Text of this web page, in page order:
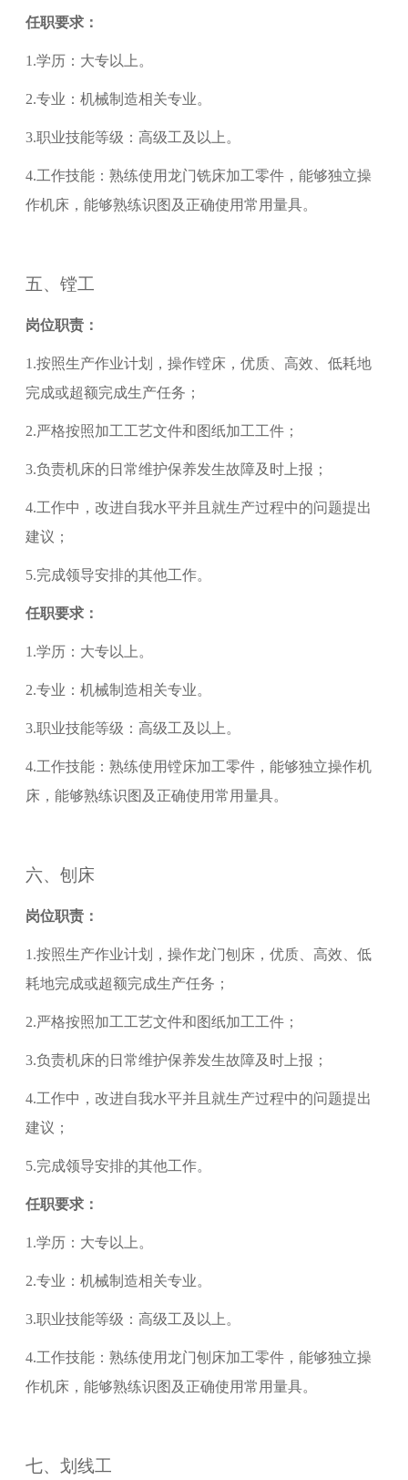
任职要求：
1.学历：大专以上。
2.专业：机械制造相关专业。
3.职业技能等级：高级工 及以上。
4.工作技能：熟练使用龙门铣床加工零件，能够独立操
作机床，能够熟练识图及正确使用常用量具。
五、镗工
岗位职责：
1.按照生产作业计划，操作镗床，优质、高效、低耗地
完成或超额完成生产任务；
2.严格按照加工工艺文件和图纸加工工件；
3.负责机床的日常维护保养发生故障及时上报；
4.工作中，改进自我水平并且就生产过程中的问题提出
建议；
5.完成领导安排的其他工作。
任职要求：
1.学历：大专以上。
2.专业：机械制造相关专业。
3.职业技能等级：高级工 及以上。
4.工作技能：熟练使用镗床加工零件，能够独立操作机
床，能够熟练识图及正确使用常用量具。
六、刨床
岗位职责：
1.按照生产作业计划，操作龙门刨床，优质、高效、低
耗地完成或超额完成生产任务；
2.严格按照加工工艺文件和图纸加工工件；
3.负责机床的日常维护保养发生故障及时上报；
4.工作中，改进自我水平并且就生产过程中的问题提出
建议；
5.完成领导安排的其他工作。
任职要求：
1.学历：大专以上。
2.专业：机械制造相关专业。
3.职业技能等级：高级工 及以上。
4.工作技能：熟练使用龙门刨床加工零件，能够独立操
作机床，能够熟练识图及正确使用常用量具。
七、划线工